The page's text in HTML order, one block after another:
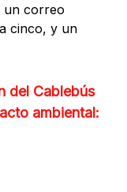
un correo
cinco, y un
del Cablebús
ambiental: